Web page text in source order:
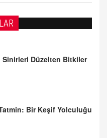
Bir Keşif Yolculuğu
| 21 Aralık